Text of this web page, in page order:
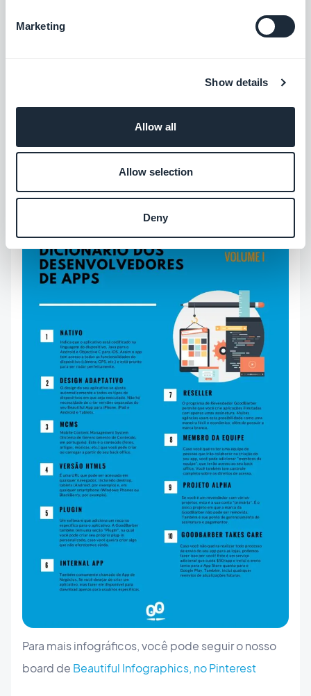
Marketing
Show details
Allow all
Allow selection
Deny
custa $50/app e inclui o envio tanto para a App
entanto, ele não inclui a assinatura dos programas
Você pode encontrar o Volume II do Dicionário dos
Desenvolvedores de Apps aqui: Criando o App.
Para mais infográficos, você pode seguir o nosso
board de Beautiful Infographics, no Pinterest